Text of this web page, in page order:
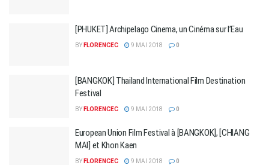
[PHUKET] Archipelago Cinema, un Cinéma sur l’Eau
BY FLORENCEC 9 MAI 2018 0
[BANGKOK] Thailand International Film Destination
Festival
BY FLORENCEC 9 MAI 2018 0
European Union Film Festival à [BANGKOK], [CHIANG
MAI] et Khon Kaen
BY FLORENCEC 9 MAI 2018 0